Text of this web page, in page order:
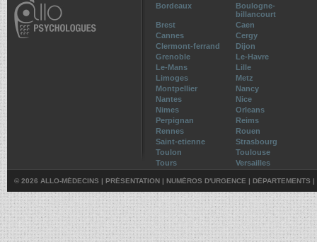
Bordeaux
Boulogne-
billancourt
Brest
Caen
Cannes
Cergy
Clermont-ferrand
Dijon
Grenoble
Le-Havre
Le-Mans
Lille
Limoges
Metz
Montpellier
Nancy
Nantes
Nice
Nimes
Orleans
Perpignan
Reims
Rennes
Rouen
Saint-etienne
Strasbourg
Toulon
Toulouse
Tours
Versailles
© 2026 ALLO-MÉDECINS | PRÉSENTATION | NUMÉROS D'URGENCE | DÉPARTEMENTS |